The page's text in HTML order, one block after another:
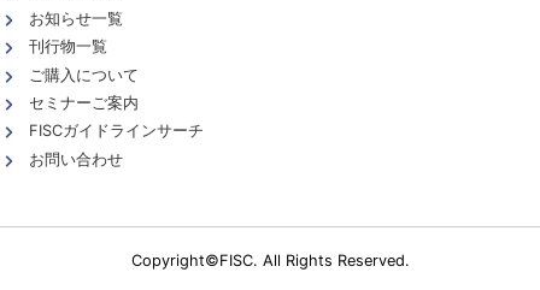
お知らせ一覧
刊行物一覧
ご購入について
セミナーご案内
FISCガイドラインサーチ
お問い合わせ
Copyright©FISC. All Rights Reserved.